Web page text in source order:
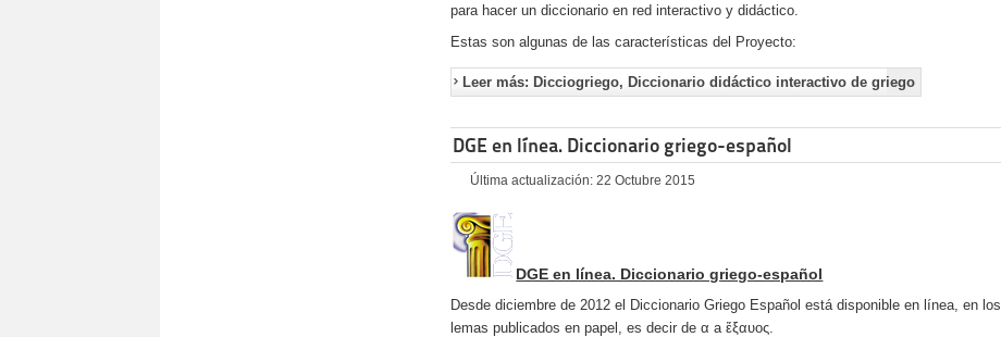
para hacer un diccionario en red interactivo y didáctico.
Estas son algunas de las características del Proyecto:
Leer más: Dicciogriego, Diccionario didáctico interactivo de griego
DGE en línea. Diccionario griego-español
Última actualización: 22 Octubre 2015
DGE en línea. Diccionario griego-español
Desde diciembre de 2012 el Diccionario Griego Español está disponible en línea, en los
lemas publicados en papel, es decir de α a ἔξαυος.